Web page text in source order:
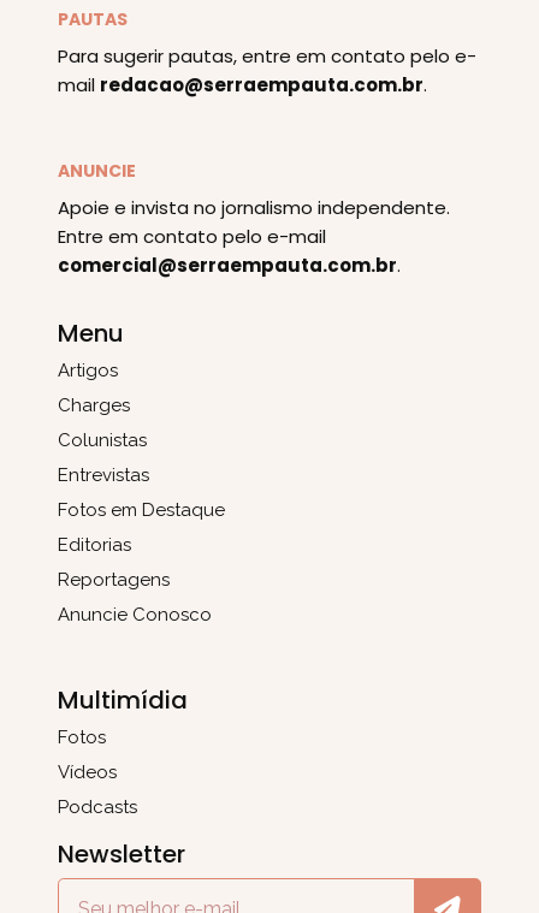
PAUTAS
Para sugerir pautas, entre em contato pelo e-
mail redacao@serraempauta.com.br.
ANUNCIE
Apoie e invista no jornalismo independente.
Entre em contato pelo e-mail
comercial@serraempauta.com.br.
Menu
Artigos
Charges
Colunistas
Entrevistas
Fotos em Destaque
Editorias
Reportagens
Anuncie Conosco
Multimídia
Fotos
Vídeos
Podcasts
Newsletter